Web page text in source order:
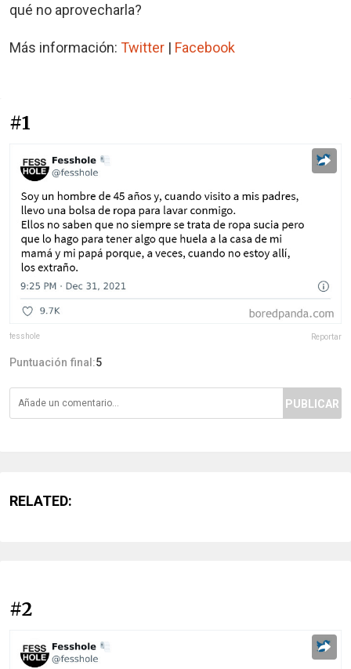
qué no aprovecharla?
Más información: Twitter | Facebook
#1
fesshole Reportar
Puntuación final:5
PUBLICAR
RELATED:
#2